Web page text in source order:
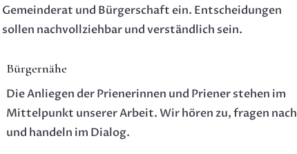
Gemeinderat und Bürgerschaft ein. Entscheidungen
sollen nachvollziehbar und verständlich sein.
Bürgernähe
Die Anliegen der Prienerinnen und Priener stehen im
Mittelpunkt unserer Arbeit. Wir hören zu, fragen nach
und handeln im Dialog.